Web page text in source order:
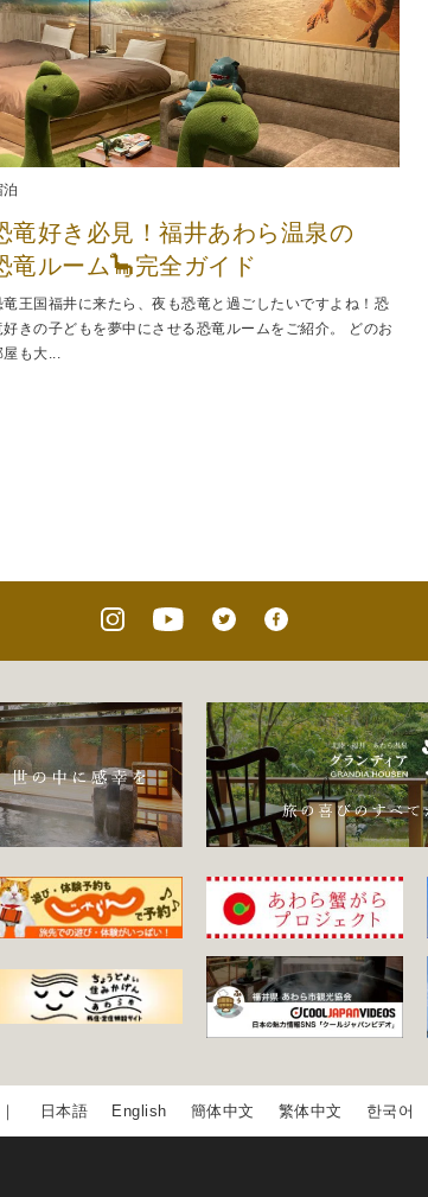
泊
竜好き必見！福井あわら温泉の
竜ルーム🦕完全ガイド
竜王国福井に来たら、夜も恐竜と過ごしたいですよね！恐
好きの子どもを夢中にさせる恐竜ルームをご紹介。 どのお
屋も大...
日本語 English 簡体中文 繁体中文 한국어